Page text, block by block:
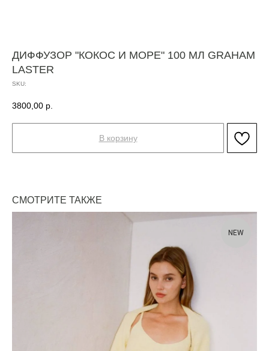
ДИФФУЗОР "КОКОС И МОРЕ" 100 МЛ GRAHAM
LASTER
SKU:
3800,00 р.
В корзину
СМОТРИТЕ ТАКЖЕ
NEW